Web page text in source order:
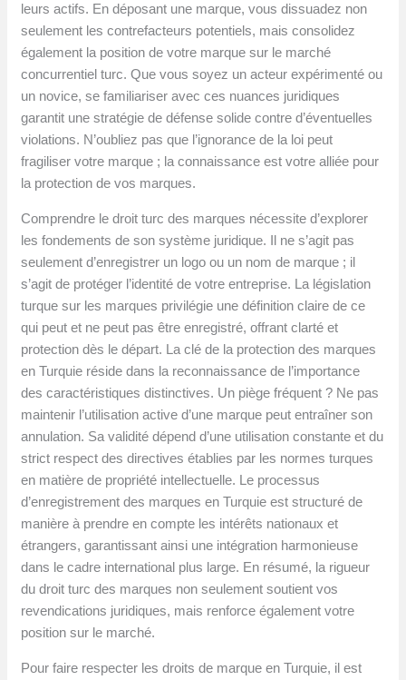
leurs actifs. En déposant une marque, vous dissuadez non
seulement les contrefacteurs potentiels, mais consolidez
également la position de votre marque sur le marché
concurrentiel turc. Que vous soyez un acteur expérimenté ou
un novice, se familiariser avec ces nuances juridiques
garantit une stratégie de défense solide contre d’éventuelles
violations. N’oubliez pas que l’ignorance de la loi peut
fragiliser votre marque ; la connaissance est votre alliée pour
la protection de vos marques.
Comprendre le droit turc des marques nécessite d’explorer
les fondements de son système juridique. Il ne s’agit pas
seulement d’enregistrer un logo ou un nom de marque ; il
s’agit de protéger l’identité de votre entreprise. La législation
turque sur les marques privilégie une définition claire de ce
qui peut et ne peut pas être enregistré, offrant clarté et
protection dès le départ. La clé de la protection des marques
en Turquie réside dans la reconnaissance de l’importance
des caractéristiques distinctives. Un piège fréquent ? Ne pas
maintenir l’utilisation active d’une marque peut entraîner son
annulation. Sa validité dépend d’une utilisation constante et du
strict respect des directives établies par les normes turques
en matière de propriété intellectuelle. Le processus
d’enregistrement des marques en Turquie est structuré de
manière à prendre en compte les intérêts nationaux et
étrangers, garantissant ainsi une intégration harmonieuse
dans le cadre international plus large. En résumé, la rigueur
du droit turc des marques non seulement soutient vos
revendications juridiques, mais renforce également votre
position sur le marché.
Pour faire respecter les droits de marque en Turquie, il est